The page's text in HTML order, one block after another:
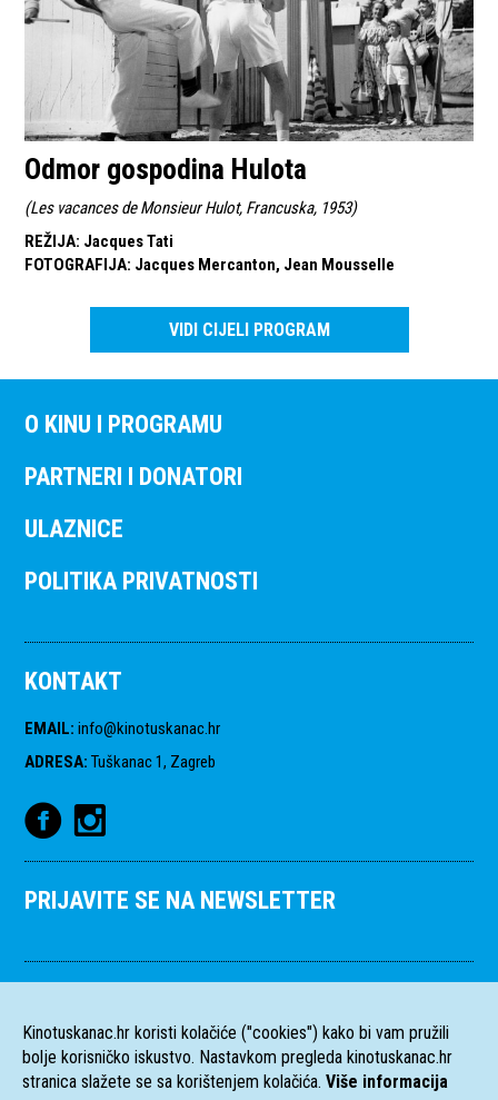
Odmor gospodina Hulota
(Les vacances de Monsieur Hulot, Francuska, 1953)
REŽIJA: Jacques Tati
FOTOGRAFIJA: Jacques Mercanton, Jean Mousselle
VIDI CIJELI PROGRAM
O KINU I PROGRAMU
PARTNERI I DONATORI
ULAZNICE
POLITIKA PRIVATNOSTI
KONTAKT
EMAIL: info@kinotuskanac.hr
ADRESA: Tuškanac 1, Zagreb
PRIJAVITE SE NA NEWSLETTER
Kinotuskanac.hr koristi kolačiće ("cookies") kako bi vam pružili
bolje korisničko iskustvo. Nastavkom pregleda kinotuskanac.hr
stranica slažete se sa korištenjem kolačića. Više informacija